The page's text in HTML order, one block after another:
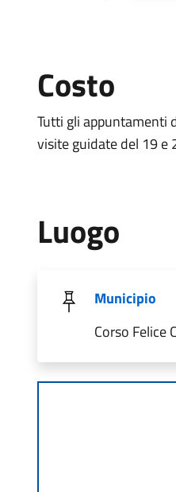
Costo
Tutti gli appuntamenti
visite guidate del 19 e
Luogo
Municipio
Corso Felice